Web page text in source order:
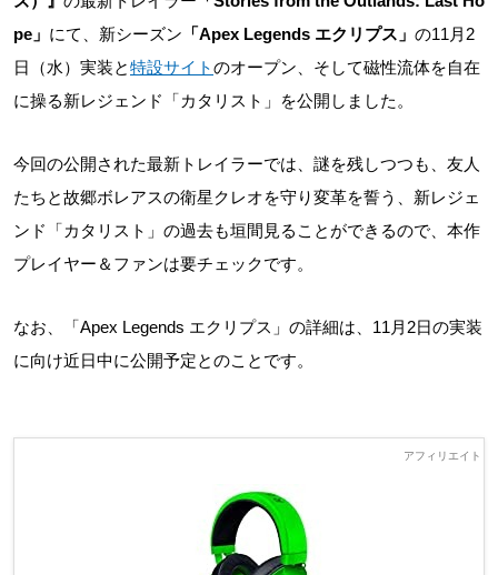
pe」 にて、新シーズン 「Apex Legends エクリプス」 の11月2
日（水）実装と特設サイトのオープン、そして磁性流体を自在
に操る新レジェンド「カタリスト」を公開しました。
今回の公開された最新トレイラーでは、謎を残しつつも、友人
たちと故郷ボレアスの衛星クレオを守り変革を誓う、新レジェ
ンド「カタリスト」の過去も垣間見ることができるので、本作
プレイヤー＆ファンは要チェックです。
なお、「Apex Legends エクリプス」の詳細は、11月2日の実装
に向け近日中に公開予定とのことです。